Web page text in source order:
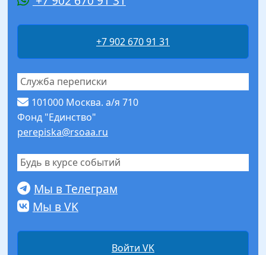
+7 902 670 91 31
Служба переписки
101000 Москва. а/я 710
Фонд "Единство"
perepiska@rsoaa.ru
Будь в курсе событий
Мы в Телеграм
Мы в VK
Войти VK